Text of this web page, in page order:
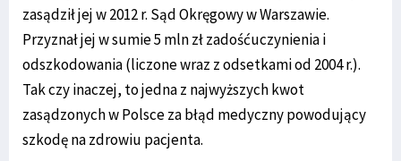
zasądził jej w 2012 r. Sąd Okręgowy w Warszawie.
Przyznał jej w sumie 5 mln zł zadośćuczynienia i
odszkodowania (liczone wraz z odsetkami od 2004 r.).
Tak czy inaczej, to jedna z najwyższych kwot
zasądzonych w Polsce za błąd medyczny powodujący
szkodę na zdrowiu pacjenta.